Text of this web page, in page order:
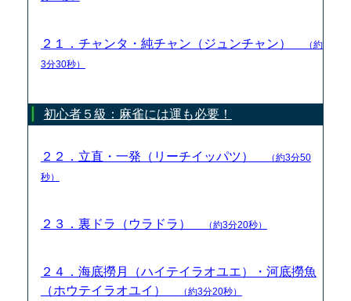
２１．チャンタ・純チャン（ジュンチャン）
（約
3分30秒）
初心者５級：麻雀には運も必要！
２２．立直・一発（リーチイッパツ）
（約3分50
秒）
２３．裏ドラ（ウラドラ） （約3分20秒）
２４．海底撈月（ハイテイラオユエ）・河底撈魚
（ホウテイラオユイ）
（約3分20秒）